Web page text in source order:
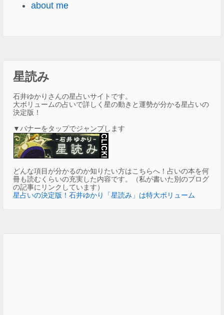
about me
星読み
石井ゆかりさんの星占いサイトです。
大ボリュームの占いで詳しく星の動きと運勢が分かる星占いの
決定版！
▼バナーをタップでジャンプします
どんな項目が分かるのか知りたい方はこちらへ！占いの本を何
冊も読むくらいの充実した内容です。（私が書いた別のブログ
の記事にリンクしています）
星占いの決定版！石井ゆかり「星読み」は特大ボリューム